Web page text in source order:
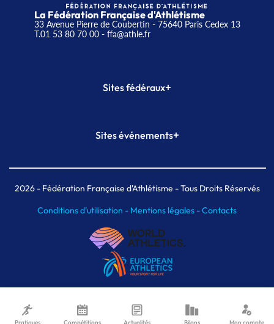
La Fédération Française d'Athlétisme
33 Avenue Pierre de Coubertin - 75640 Paris Cedex 13
T.01 53 80 70 00- ffa@athle.fr
Sites fédéraux+
Plateforme Formation
Sites événements+
Meeting de Paris indoor
MAIF Ekiden de Paris
2026- Fédération Française d'Athlétisme - Tous Droits Réservés
Conditions d'utilisation - Mentions légales -Contacts
Pratiques Compétitions Actualités Bilans Mon compte